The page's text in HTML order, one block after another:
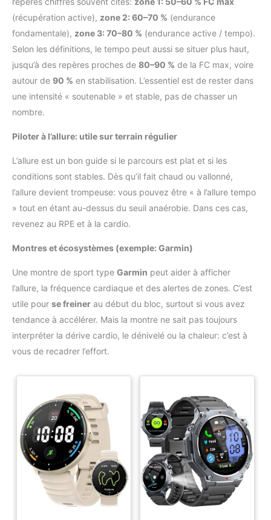
(récupération active), zone 2: 60–70 % (endurance
fondamentale), zone 3: 70–80 % (endurance active / tempo).
Selon les définitions, le tempo peut aussi se situer plus haut,
jusqu’à des repères proches de 80–90 % de la FC max, voire
autour de 90 % en stabilisation. L’essentiel est de rester dans
une intensité « soutenable » et stable, pas de chasser un
nombre.
Piloter à l’allure: utile sur terrain régulier
L’allure est un bon guide si le parcours est plat et si les
conditions sont stables. Dès qu’il fait chaud ou vallonné,
l’allure devient trompeuse: vous pouvez être « à l’allure tempo
» tout en étant au-dessus du seuil anaérobie. Dans ces cas,
revenez au RPE et à la cardio.
Montres et écosystèmes (exemple: Garmin)
Une montre de sport type Garmin peut aider à afficher
l’allure, la fréquence cardiaque et des alertes de zones. C’est
utile pour se freiner au début du bloc, surtout si vous avez
tendance à accélérer. Mais la montre ne sait pas toujours
interpréter la dérive cardio, le dénivelé ou la chaleur: c’est à
vous de recadrer l’effort.